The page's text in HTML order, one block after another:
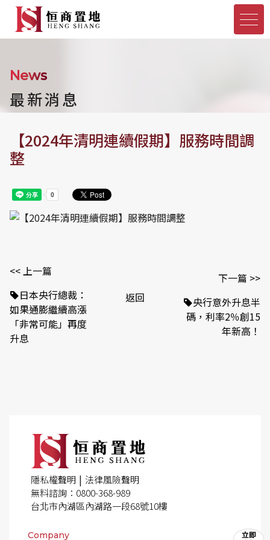
News
最新消息
【2024年清明連續假期】服務時間調
整
<< 上一篇
日本央行總裁：
如果通膨繼續高漲
「非常可能」再度
升息
返回
下一篇 >>
央行意外升息半
碼，利率2％創15
年新高！
隱私權聲明 | 法律風險聲明
無料諮詢：0800-368-989
台北市內湖區內湖路一段68號10樓
Company